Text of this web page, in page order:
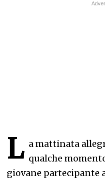
L a mattinata
qualche
giovane partecipante